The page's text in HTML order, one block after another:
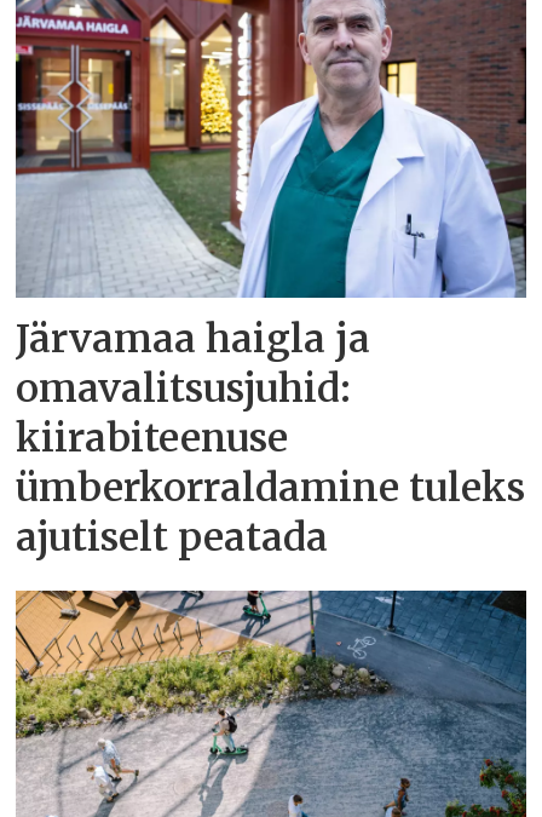
Järvamaa haigla ja
omavalitsusjuhid:
kiirabiteenuse
ümberkorraldamine tuleks
ajutiselt peatada